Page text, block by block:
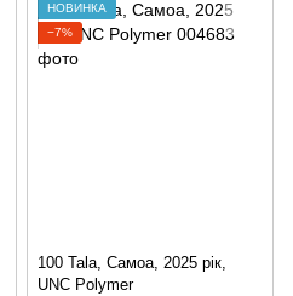
НОВИНКА
−7%
100 Tala, Самоа, 2025 рік,
UNC Polymer